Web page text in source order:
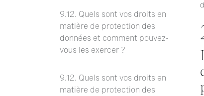
9.12. Quels sont vos droits en
matière de protection des
données et comment pouvez-
vous les exercer ?
9.12. Quels sont vos droits en
matière de protection des